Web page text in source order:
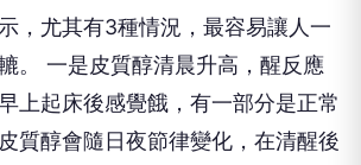
，尤其有3種情況，最容易讓人一
。 一是皮質醇清晨升高，醒反應
上起床後感覺餓，有一部分是正常
質醇會隨日夜節律變化，在清醒後